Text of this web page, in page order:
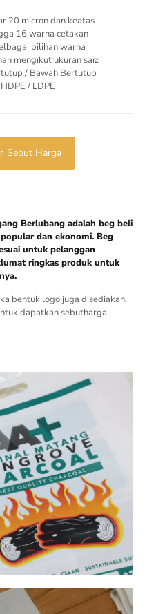
20 micron dan keatas
16 warna cetakan
pilihan warna
mengikut ukuran saiz
/ Bawah Bertutup
/ LDPE
Sebut Harga
Berlubang adalah beg beli
dan ekonomi. Beg
untuk pelanggan
ringkas produk untuk
bentuk logo juga disediakan.
dapatkan sebutharga.